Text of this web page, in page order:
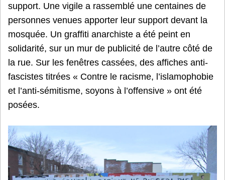
support. Une vigile a rassemblé une centaines de
personnes venues apporter leur support devant la
mosquée. Un graffiti anarchiste a été peint en
solidarité, sur un mur de publicité de l’autre côté de
la rue. Sur les fenêtres cassées, des affiches anti-
fascistes titrées « Contre le racisme, l’islamophobie
et l’anti-sémitisme, soyons à l’offensive » ont été
posées.